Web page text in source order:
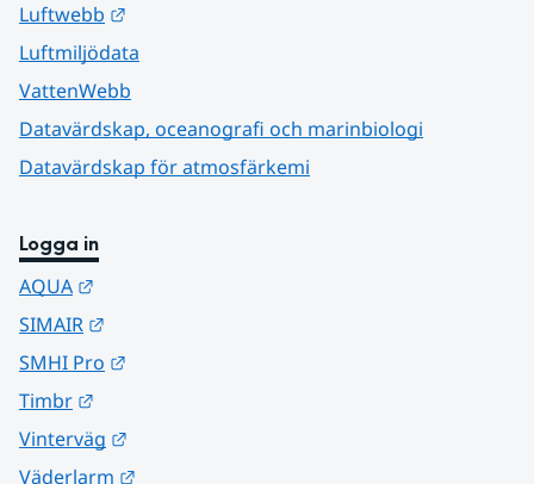
Luftwebb
Luftmiljödata
VattenWebb
Datavärdskap, oceanografi och marinbiologi
Datavärdskap för atmosfärkemi
Logga in
AQUA
SIMAIR
SMHI Pro
Timbr
Vinterväg
Väderlarm